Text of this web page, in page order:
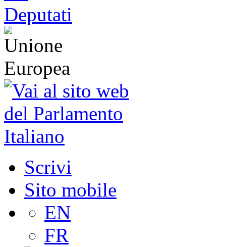
Scrivi
Sito mobile
EN
FR